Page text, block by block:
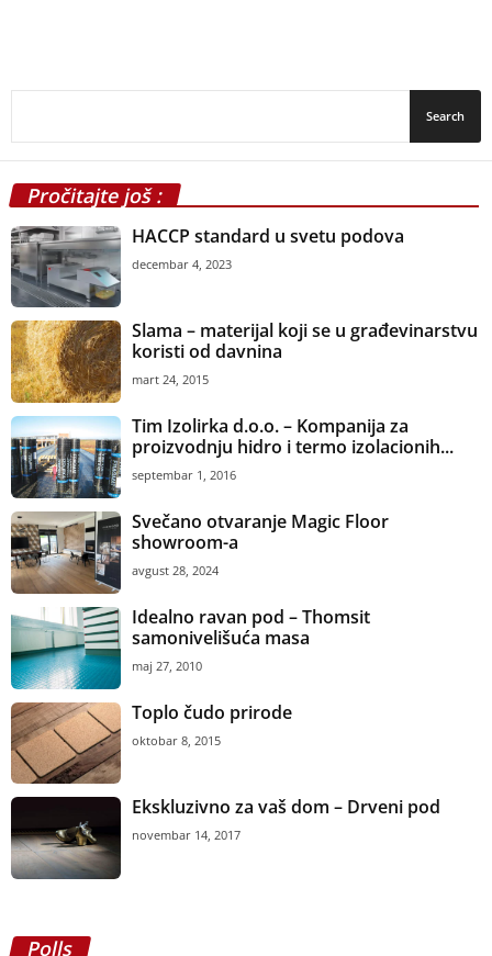
Pročitajte još :
HACCP standard u svetu podova
decembar 4, 2023
Slama – materijal koji se u građevinarstvu
koristi od davnina
mart 24, 2015
Tim Izolirka d.o.o. – Kompanija za
proizvodnju hidro i termo izolacionih...
septembar 1, 2016
Svečano otvaranje Magic Floor
showroom-a
avgust 28, 2024
Idealno ravan pod – Thomsit
samonivelišuća masa
maj 27, 2010
Toplo čudo prirode
oktobar 8, 2015
Ekskluzivno za vaš dom – Drveni pod
novembar 14, 2017
Polls